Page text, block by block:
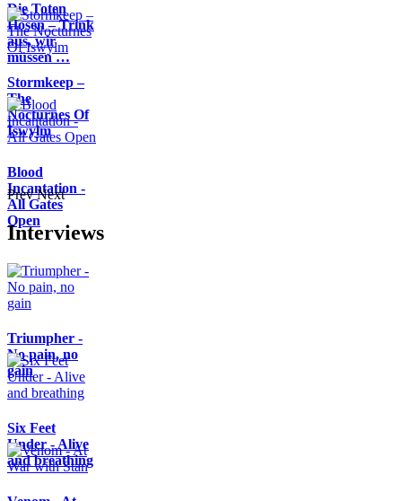
Die Toten
Hosen – Trink
aus, wir
müssen …
Stormkeep –
The
Nocturnes Of
Iswylm
Blood
Incantation -
All Gates
Open
Prev Next
Interviews
Triumpher -
No pain, no
gain
Six Feet
Under - Alive
and breathing